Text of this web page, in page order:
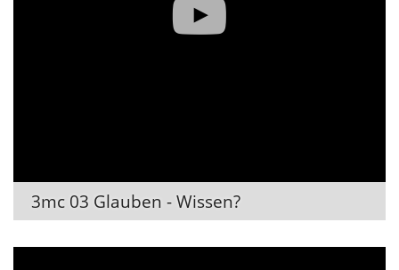
3mc 03 Glauben - Wissen?